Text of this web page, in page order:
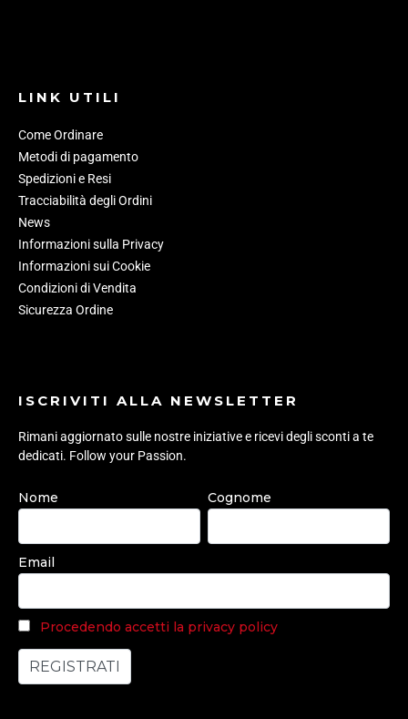
LINK UTILI
Come Ordinare
Metodi di pagamento
Spedizioni e Resi
Tracciabilità degli Ordini
News
Informazioni sulla Privacy
Informazioni sui Cookie
Condizioni di Vendita
Sicurezza Ordine
ISCRIVITI ALLA NEWSLETTER
Rimani aggiornato sulle nostre iniziative e ricevi degli sconti a te
dedicati. Follow your Passion.
Nome Cognome
Email
Procedendo accetti la privacy policy